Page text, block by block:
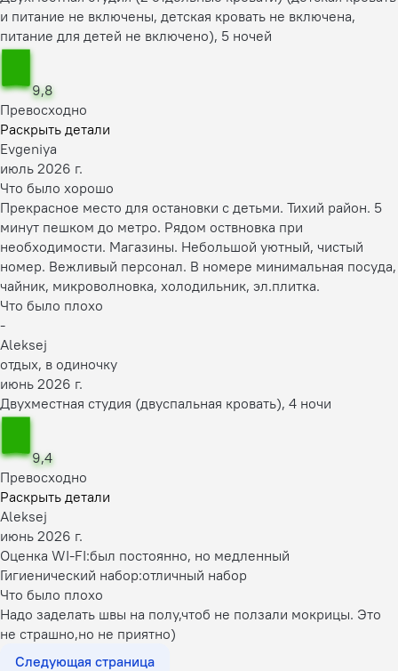
и питание не включены, детская кровать не включена,
питание для детей не включено), 5 ночей
9,8
Превосходно
Раскрыть детали
Evgeniya
июль 2026 г.
Что было хорошо
Прекрасное место для остановки с детьми. Тихий район. 5
минут пешком до метро. Рядом оствновка при
необходимости. Магазины. Небольшой уютный, чистый
номер. Вежливый персонал. В номере минимальная посуда,
чайник, микроволновка, холодильник, эл.плитка.
Что было плохо
-
Aleksej
отдых, в одиночку
июнь 2026 г.
Двухместная студия (двуспальная кровать), 4 ночи
9,4
Превосходно
Раскрыть детали
Aleksej
июнь 2026 г.
Оценка WI-FI:был постоянно, но медленный
Гигиенический набор:отличный набор
Что было плохо
Надо заделать швы на полу,чтоб не ползали мокрицы. Это
не страшно,но не приятно)
Следующая страница